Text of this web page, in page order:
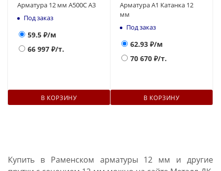
Арматура 12 мм А500С А3
Под заказ
59.5 ₽/м
66 997 ₽/т.
В КОРЗИНУ
Арматура А1 Катанка 12
мм
Под заказ
62.93 ₽/м
70 670 ₽/т.
В КОРЗИНУ
Купить в Раменском арматуры 12 мм и другие